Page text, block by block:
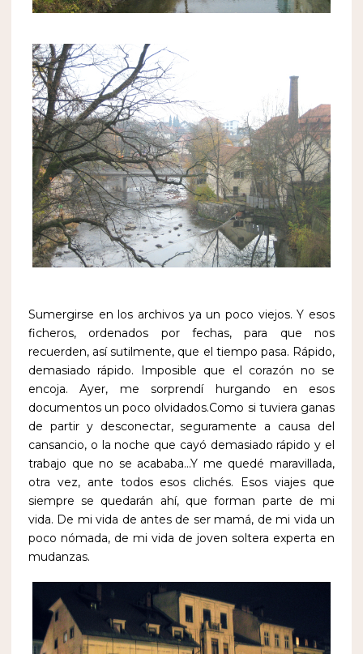
Sumergirse en los archivos ya un poco viejos. Y esos
ficheros, ordenados por fechas, para que nos
recuerden, así sutilmente, que el tiempo pasa. Rápido,
demasiado rápido. Imposible que el corazón no se
encoja. Ayer, me sorprendí hurgando en esos
documentos un poco olvidados.Como si tuviera ganas
de partir y desconectar, seguramente a causa del
cansancio, o la noche que cayó demasiado rápido y el
trabajo que no se acababa…Y me quedé maravillada,
otra vez, ante todos esos clichés. Esos viajes que
siempre se quedarán ahí, que forman parte de mi
vida. De mi vida de antes de ser mamá, de mi vida un
poco nómada, de mi vida de joven soltera experta en
mudanzas.